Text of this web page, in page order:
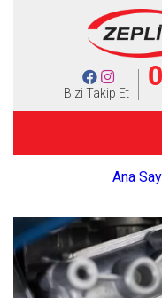
Bizi Takip Et
Ana